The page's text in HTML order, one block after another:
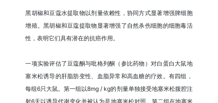
黑胡椒和豆蔻水提取物以剂量依赖性，协同方式显著增强脾细胞
增殖。黑胡椒和豆蔻提取物显著增强了自然杀伤细胞的细胞毒活
性，表明它们具有潜在的抗癌作用。
一项实验评估了豆蔻酮与吡格列酮（参比药物）对白蛋白大鼠地
塞米松诱导的肝脂肪变性、血脂异常和高血糖的疗效。有四组，
每组6只大鼠。第一组以8mg / kg的剂量单独接受地塞米松腹腔注
射6天以诱导代谢变化并被认为是地塞米松对照。第二组在地塞米